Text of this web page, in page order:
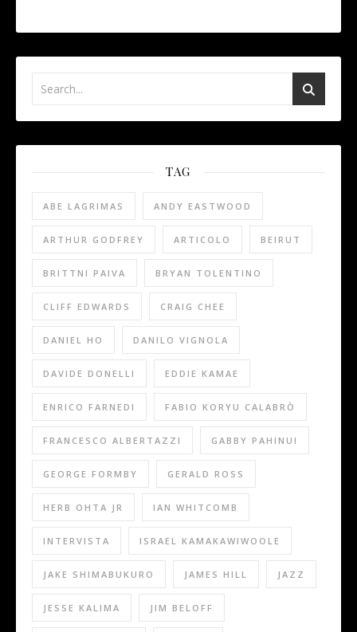
TAG
ABE LAGRIMAS ANDY EASTWOOD
ARTHUR GODFREY ARTICOLO BEIRUT
BRITTNI PAIVA BRYAN TOLENTINO
CLIFF EDWARDS CRAIG CHEE
DANIEL HO DANILO VIGNOLA
DAVIDE DONELLI EDDIE KAMAE
ENRICO FARNEDI FABIO KORYU CALABRÒ
FRANCESCO ALBERTAZZI GABBY PAHINUI
GEORGE FORMBY GERALD ROSS
HERB OHTA JR IAN WHITCOMB
INTERVISTA ISRAEL KAMAKAWIWOOLE
JAKE SHIMABUKURO JAMES HILL JAZZ
JESSE KALIMA JIM BELOFF